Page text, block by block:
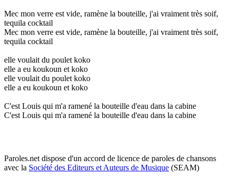
Mec mon verre est vide, ramène la bouteille, j'ai vraiment très soif,
tequila cocktail
Mec mon verre est vide, ramène la bouteille, j'ai vraiment très soif,
tequila cocktail
elle voulait du poulet koko
elle a eu koukoun et koko
elle voulait du poulet koko
elle a eu koukoun et koko
C'est Louis qui m'a ramené la bouteille d'eau dans la cabine
C'est Louis qui m'a ramené la bouteille d'eau dans la cabine
Paroles.net dispose d'un accord de licence de paroles de chansons
avec la Société des Editeurs et Auteurs de Musique (SEAM)